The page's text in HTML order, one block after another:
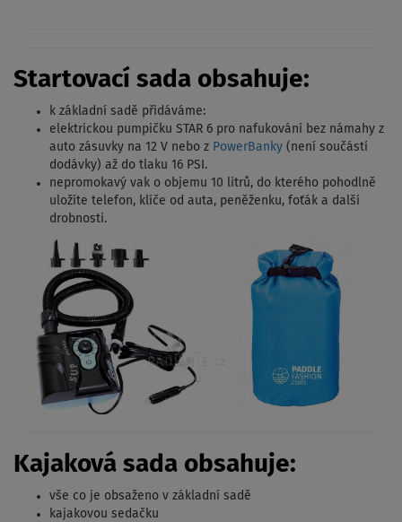
Startovací sada obsahuje:
k základní sadě přidáváme:
elektrickou pumpičku STAR 6 pro nafukování bez námahy z
auto zásuvky na 12 V nebo z PowerBanky (není součástí
dodávky) až do tlaku 16 PSI.
nepromokavý vak o objemu 10 litrů, do kterého pohodlně
uložíte telefon, klíče od auta, peněženku, foťák a další
drobnosti.
Kajaková sada obsahuje:
vše co je obsaženo v základní sadě
kajakovou sedačku